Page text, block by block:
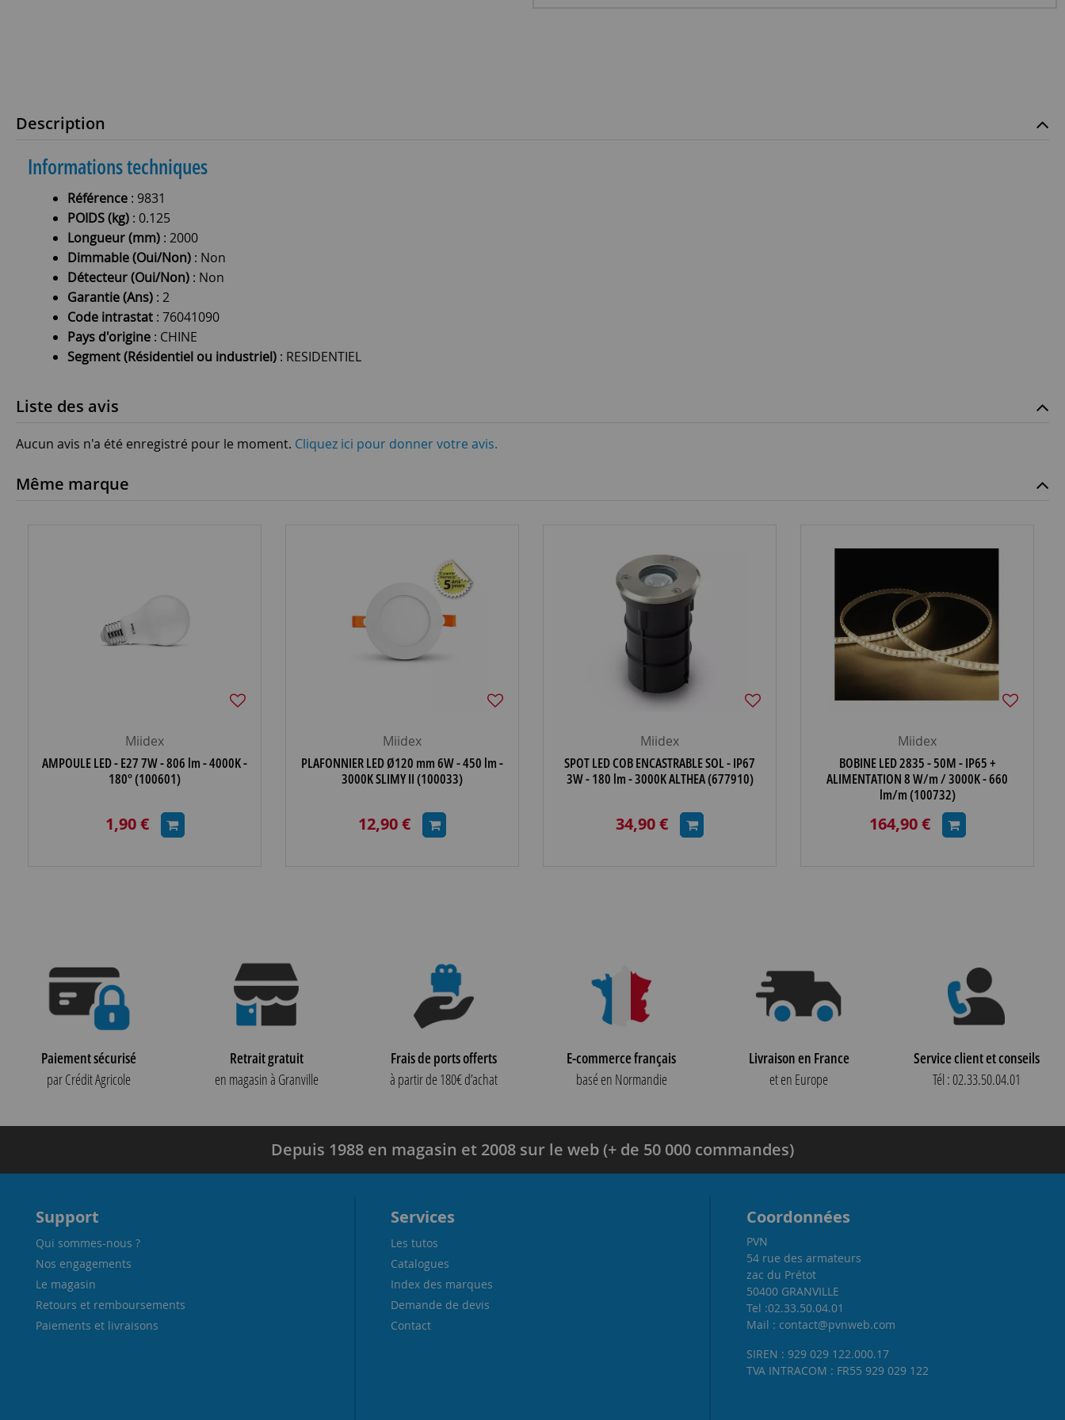
Description
Informations techniques
Référence : 9831
POIDS (kg) : 0.125
Longueur (mm) : 2000
Dimmable (Oui/Non) : Non
Détecteur (Oui/Non) : Non
Garantie (Ans) : 2
Code intrastat : 76041090
Pays d'origine : CHINE
Segment (Résidentiel ou industriel) : RESIDENTIEL
Liste des avis
Aucun avis n'a été enregistré pour le moment. Cliquez ici pour donner votre avis.
Même marque
Miidex
AMPOULE LED - E27 7W - 806 lm - 4000K -
180° (100601)
1,90 €
Miidex
PLAFONNIER LED Ø120 mm 6W - 450 lm -
3000K SLIMY II (100033)
12,90 €
Miidex
SPOT LED COB ENCASTRABLE SOL - IP67
3W - 180 lm - 3000K ALTHEA (677910)
34,90 €
Miidex
BOBINE LED 2835 - 50M - IP65 +
ALIMENTATION 8 W/m / 3000K - 660
lm/m (100732)
164,90 €
Paiement sécurisé
par Crédit Agricole
Retrait gratuit
en magasin à Granville
Frais de ports offerts
à partir de 180€ d’achat
E-commerce français
basé en Normandie
Livraison en France
et en Europe
Service client et conseils
Tél : 02.33.50.04.01
Depuis 1988 en magasin et 2008 sur le web (+ de 50 000 commandes)
Support
Qui sommes-nous ?
Nos engagements
Le magasin
Retours et remboursements
Paiements et livraisons
Services
Les tutos
Catalogues
Index des marques
Demande de devis
Contact
Coordonnées
PVN
54 rue des armateurs
zac du Prétot
50400 GRANVILLE
Tel :02.33.50.04.01
Mail : contact@pvnweb.com
SIREN : 929 029 122.000.17
TVA INTRACOM : FR55 929 029 122